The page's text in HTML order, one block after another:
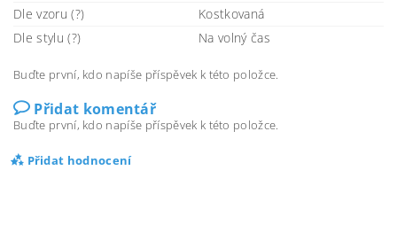
Dle vzoru (?)
Kostkovaná
Dle stylu (?)
Na volný čas
Buďte první, kdo napíše příspěvek k této položce.
Přidat komentář
Buďte první, kdo napíše příspěvek k této položce.
Přidat hodnocení